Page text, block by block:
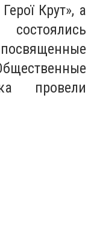
Крут», а
провели